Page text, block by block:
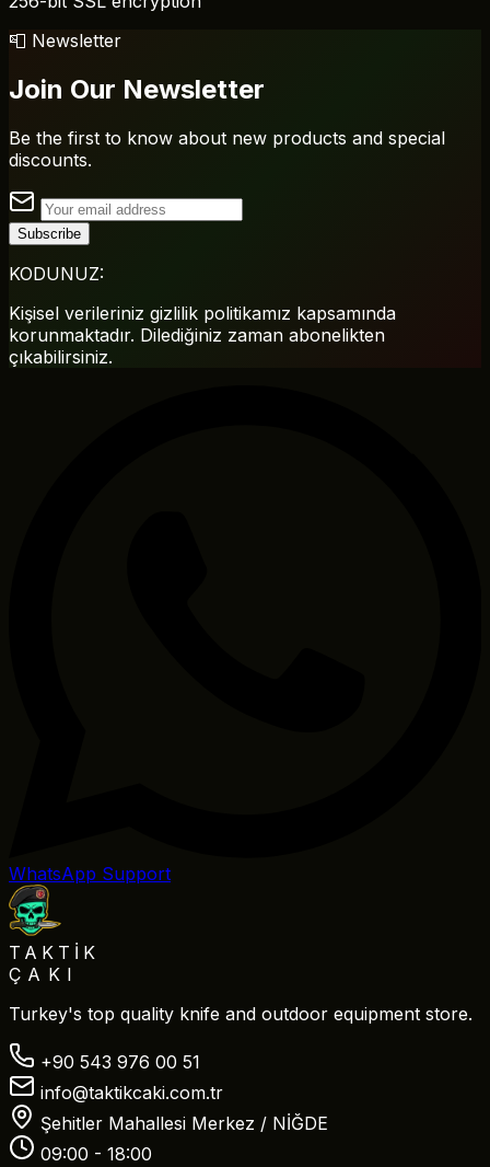
📮 Newsletter
Join Our Newsletter
Be the first to know about new products and special
discounts.
Subscribe
KODUNUZ:
Kişisel verileriniz gizlilik politikamız kapsamında
korunmaktadır. Dilediğiniz zaman abonelikten
çıkabilirsiniz.
WhatsApp Support
TAKTİK
ÇAKI
Turkey's top quality knife and outdoor equipment store.
+90 543 976 00 51
info@taktikcaki.com.tr
Şehitler Mahallesi Merkez / NİĞDE
09:00 - 18:00